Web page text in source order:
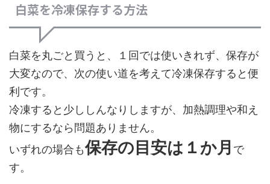
白菜を冷凍保存する方法
白菜を丸ごと買うと、１回では使いきれず、保存が
大変なので、次の使い道を考えて冷凍保存すると便
利です。
冷凍すると少ししんなりしますが、加熱調理や和え
物にするなら問題ありません。
いずれの場合も保存の目安は１か月 で
す。